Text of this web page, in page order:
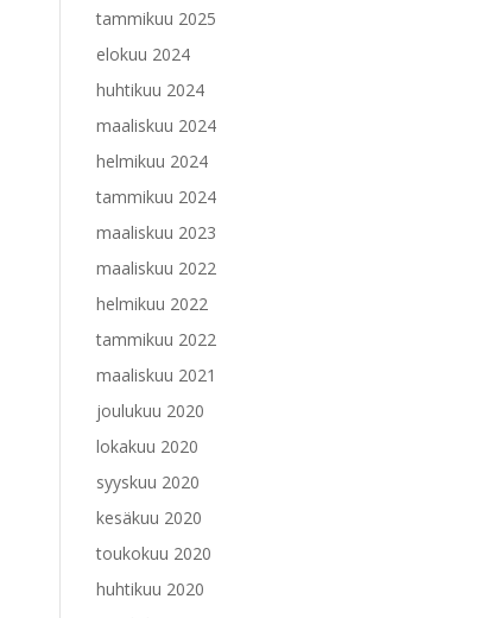
tammikuu 2025
elokuu 2024
huhtikuu 2024
maaliskuu 2024
helmikuu 2024
tammikuu 2024
maaliskuu 2023
maaliskuu 2022
helmikuu 2022
tammikuu 2022
maaliskuu 2021
joulukuu 2020
lokakuu 2020
syyskuu 2020
kesäkuu 2020
toukokuu 2020
huhtikuu 2020